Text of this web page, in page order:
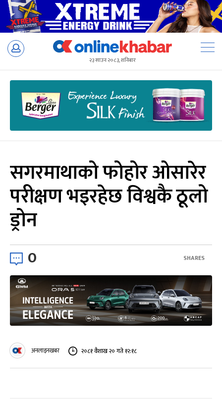
Skip
२३ साउन २०८३, शनिबार
सगरमाथाको फोहोर ओसारेर
परीक्षण भइरहेछ विश्वकै ठूलो
ड्रोन
0 SHARES
अनलाइनखबर २०८१ वैशाख २० गते १२:१८